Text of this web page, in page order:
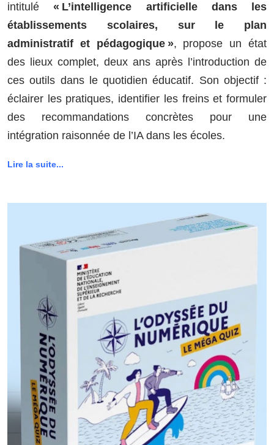
intitulé« L’intelligence artificielle dans les
établissements scolaires, sur le plan
administratif et pédagogique », propose un état
des lieux complet, deux ans après l’introduction de
ces outils dans le quotidien éducatif. Son objectif :
éclairer les pratiques, identifier les freins et formuler
des recommandations concrètes pour une
intégration raisonnée de l’IA dans les écoles.
Lire la suite...